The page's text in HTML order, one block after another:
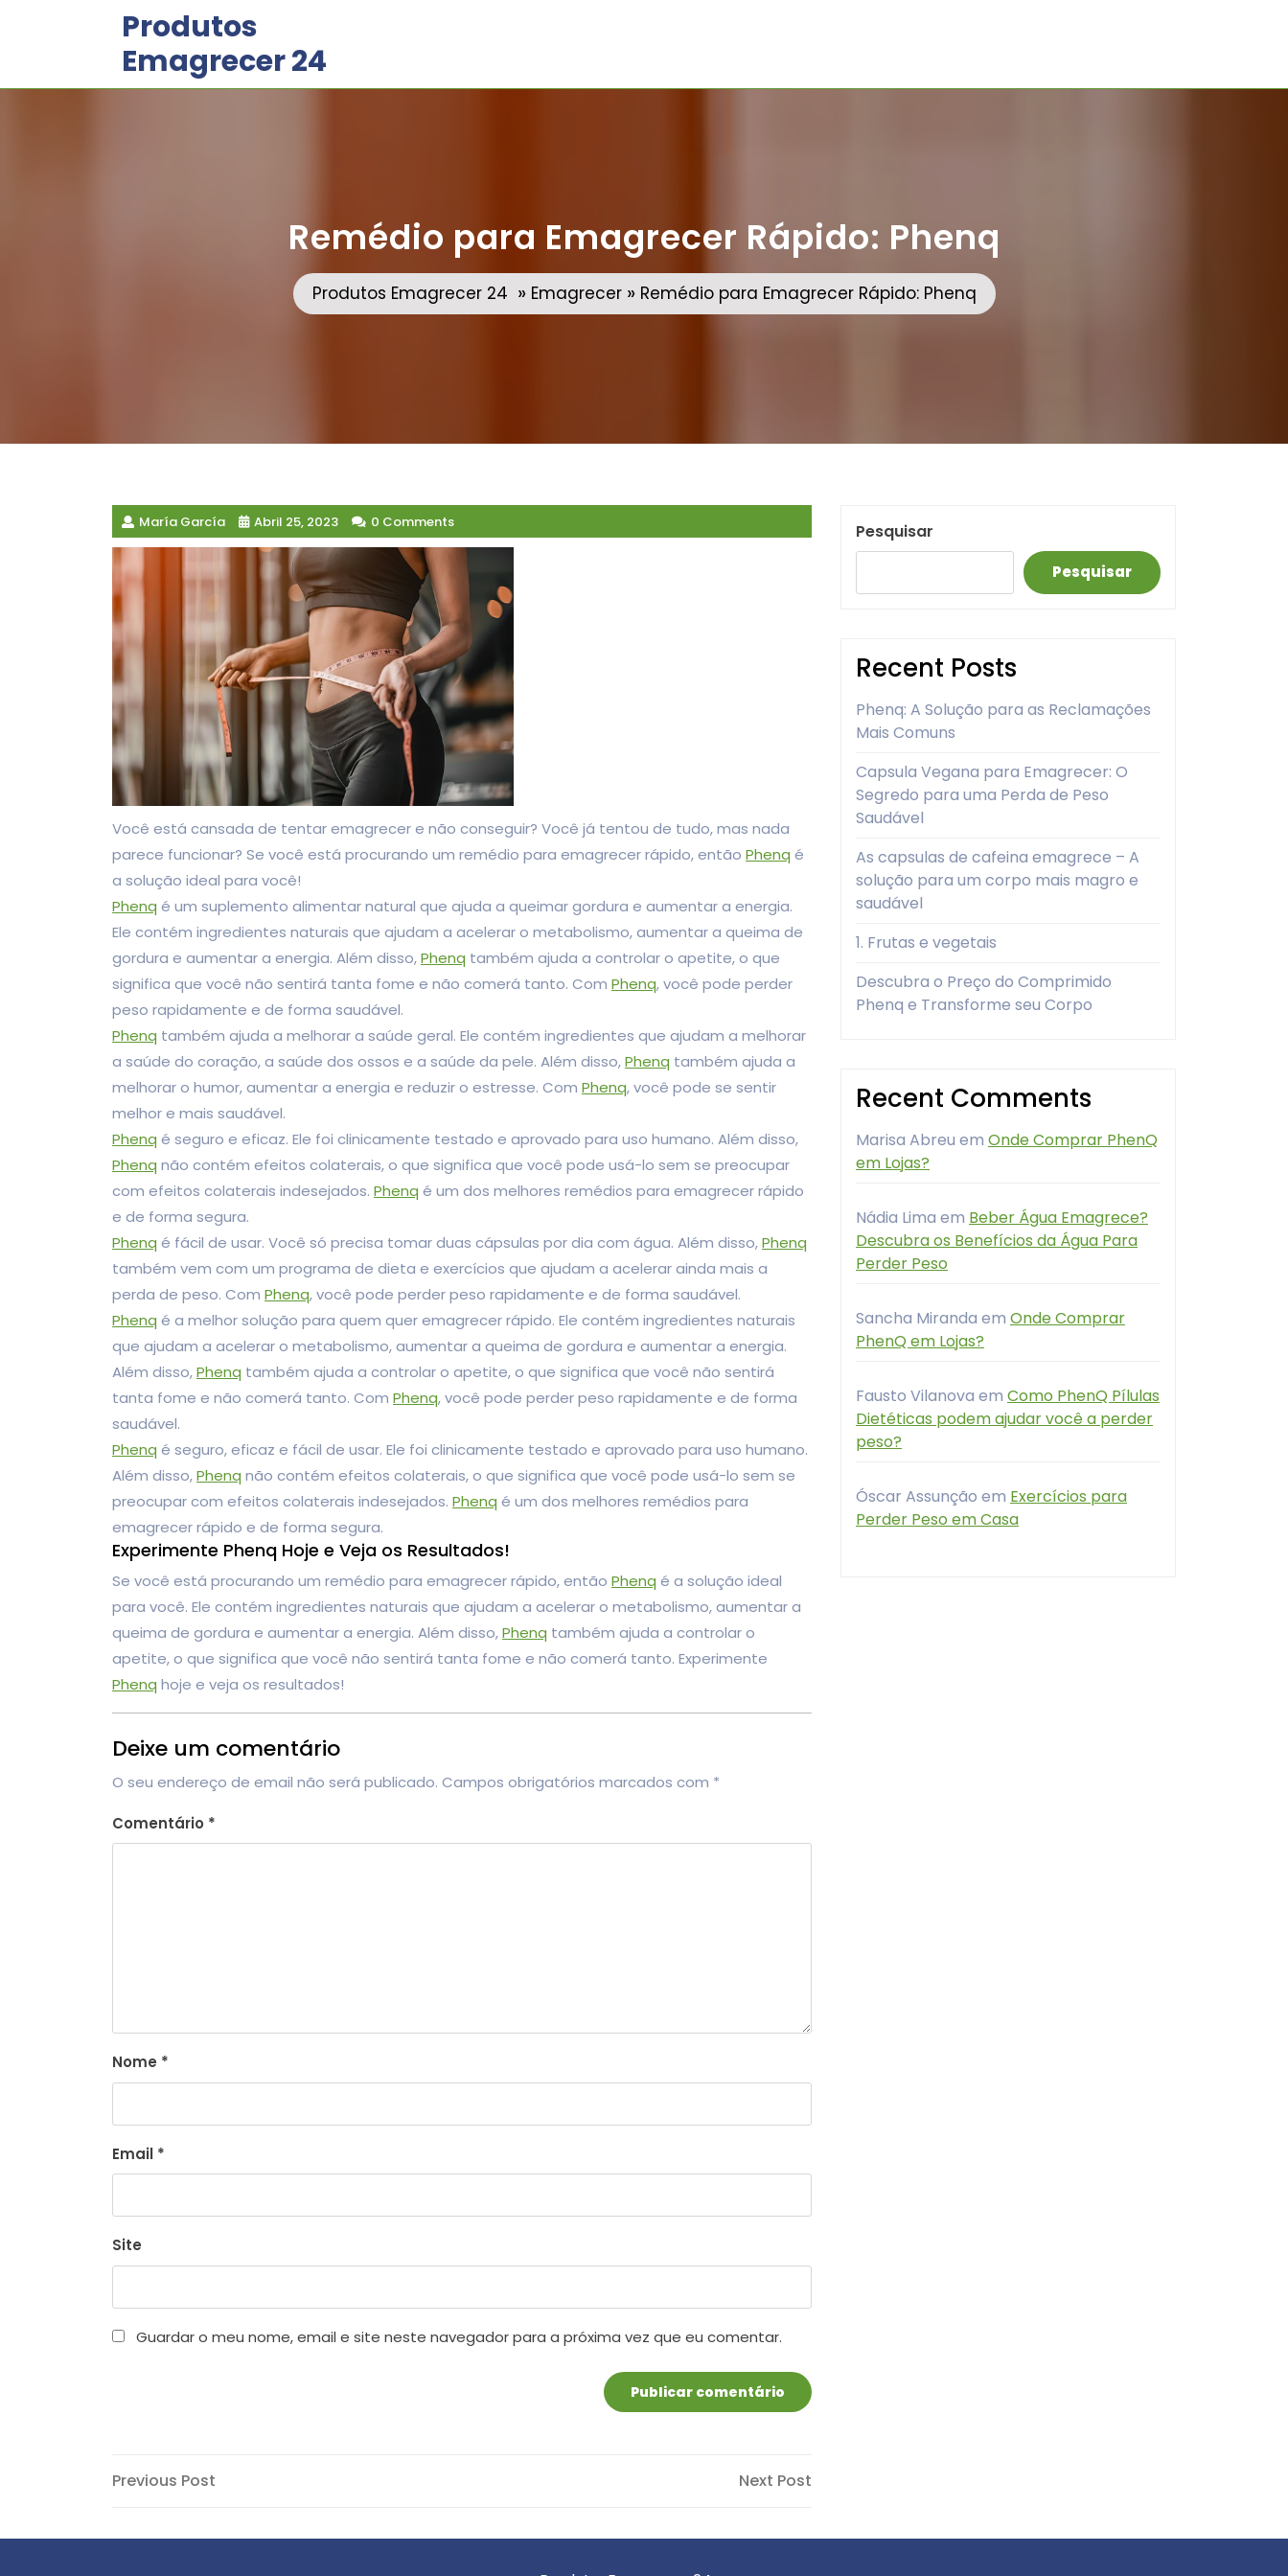
Produtos
Emagrecer 24
Remédio para Emagrecer Rápido: Phenq
Produtos Emagrecer 24 » Emagrecer» Remédio para Emagrecer Rápido: Phenq
María García Abril 25, 2023 0 Comments
Você está cansada de tentar emagrecer e não conseguir? Você já tentou de tudo, mas nada
parece funcionar? Se você está procurando um remédio para emagrecer rápido, então Phenq é
a solução ideal para você!
Phenq é um suplemento alimentar natural que ajuda a queimar gordura e aumentar a energia.
Ele contém ingredientes naturais que ajudam a acelerar o metabolismo, aumentar a queima de
gordura e aumentar a energia. Além disso,Phenq também ajuda a controlar o apetite, o que
significa que você não sentirá tanta fome e não comerá tanto. Com Phenq, você pode perder
peso rapidamente e de forma saudável.
Phenq também ajuda a melhorar a saúde geral. Ele contém ingredientes que ajudam a melhorar
a saúde do coração, a saúde dos ossos e a saúde da pele. Além disso,Phenq também ajuda a
melhorar o humor, aumentar a energia e reduzir o estresse. Com Phenq, você pode se sentir
melhor e mais saudável.
Phenq é seguro e eficaz. Ele foi clinicamente testado e aprovado para uso humano. Além disso,
Phenq não contém efeitos colaterais, o que significa que você pode usá-lo sem se preocupar
com efeitos colaterais indesejados. Phenq é um dos melhores remédios para emagrecer rápido
e de forma segura.
Phenq é fácil de usar. Você só precisa tomar duas cápsulas por dia com água. Além disso,Phenq
também vem com um programa de dieta e exercícios que ajudam a acelerar ainda mais a
perda de peso. Com Phenq, você pode perder peso rapidamente e de forma saudável.
Phenq é a melhor solução para quem quer emagrecer rápido. Ele contém ingredientes naturais
que ajudam a acelerar o metabolismo, aumentar a queima de gordura e aumentar a energia.
Além disso,Phenq também ajuda a controlar o apetite, o que significa que você não sentirá
tanta fome e não comerá tanto. Com Phenq, você pode perder peso rapidamente e de forma
saudável.
Phenq é seguro, eficaz e fácil de usar. Ele foi clinicamente testado e aprovado para uso humano.
Além disso,Phenq não contém efeitos colaterais, o que significa que você pode usá-lo sem se
preocupar com efeitos colaterais indesejados. Phenq é um dos melhores remédios para
emagrecer rápido e de forma segura.
Experimente Phenq Hoje e Veja os Resultados!
Se você está procurando um remédio para emagrecer rápido, então Phenq é a solução ideal
para você. Ele contém ingredientes naturais que ajudam a acelerar o metabolismo, aumentar a
queima de gordura e aumentar a energia. Além disso,Phenq também ajuda a controlar o
apetite, o que significa que você não sentirá tanta fome e não comerá tanto. Experimente
Phenq hoje e veja os resultados!
Deixe um comentário
O seu endereço de email não será publicado. Campos obrigatórios marcados com *
Comentário *
Nome *
Email *
Site
Guardar o meu nome, email e site neste navegador para a próxima vez que eu comentar.
Navegação
artigos
Previous
Previous Post Next Post
Pesquisar
Pesquisar
Recent Posts
Phenq: A Solução para as Reclamações
Mais Comuns
Capsula Vegana para Emagrecer: O
Segredo para uma Perda de Peso
Saudável
As capsulas de cafeina emagrece – A
solução para um corpo mais magro e
saudável
1. Frutas e vegetais
Descubra o Preço do Comprimido
Phenq e Transforme seu Corpo
Recent Comments
Marisa Abreu em Onde Comprar PhenQ
em Lojas?
Nádia Lima em Beber Água Emagrece?
Descubra os Benefícios da Água Para
Perder Peso
Sancha Miranda em Onde Comprar
PhenQ em Lojas?
Fausto Vilanova em Como PhenQ Pílulas
Dietéticas podem ajudar você a perder
peso?
Óscar Assunção em Exercícios para
Perder Peso em Casa